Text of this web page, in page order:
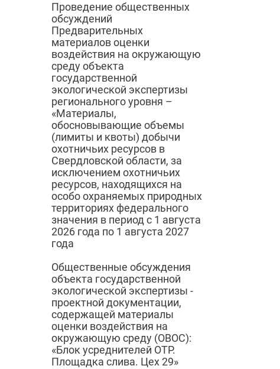
Проведение общественных
обсуждений
Предварительных
материалов оценки
воздействия на окружающую
среду объекта
государственной
экологической экспертизы
регионального уровня –
«Материалы,
обосновывающие объемы
(лимиты и квоты) добычи
охотничьих ресурсов в
Свердловской области, за
исключением охотничьих
ресурсов, находящихся на
особо охраняемых природных
территориях федерального
значения в период с 1 августа
2026 года по 1 августа 2027
года
Общественные обсуждения
объекта государственной
экологической экспертизы -
проектной документации,
содержащей материалы
оценки воздействия на
окружающую среду (ОВОС):
«Блок усреднителей ОТР.
Площадка слива. Цех 29»